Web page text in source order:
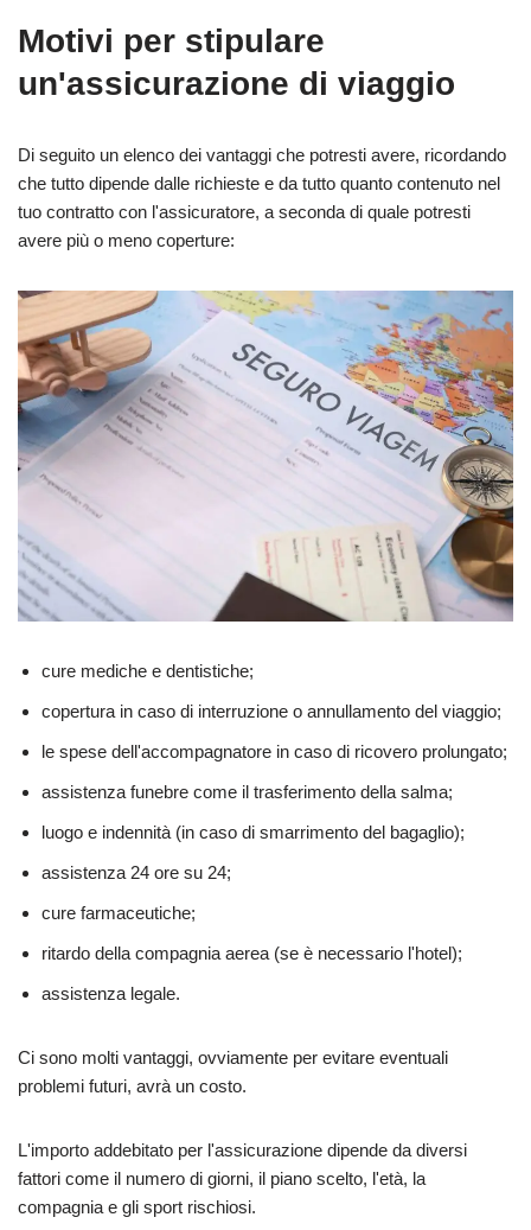
Motivi per stipulare
un'assicurazione di viaggio
Di seguito un elenco dei vantaggi che potresti avere, ricordando
che tutto dipende dalle richieste e da tutto quanto contenuto nel
tuo contratto con l'assicuratore, a seconda di quale potresti
avere più o meno coperture:
cure mediche e dentistiche;
copertura in caso di interruzione o annullamento del viaggio;
le spese dell'accompagnatore in caso di ricovero prolungato;
assistenza funebre come il trasferimento della salma;
luogo e indennità (in caso di smarrimento del bagaglio);
assistenza 24 ore su 24;
cure farmaceutiche;
ritardo della compagnia aerea (se è necessario l'hotel);
assistenza legale.
Ci sono molti vantaggi, ovviamente per evitare eventuali
problemi futuri, avrà un costo.
L'importo addebitato per l'assicurazione dipende da diversi
fattori come il numero di giorni, il piano scelto, l'età, la
compagnia e gli sport rischiosi.